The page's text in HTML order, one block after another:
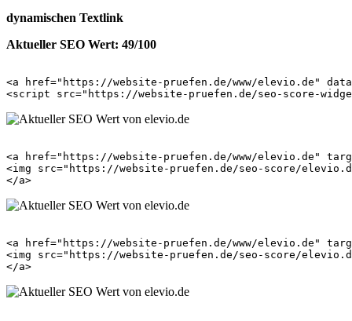
dynamischen Textlink
Aktueller SEO Wert: 49/100
<a href="https://website-pruefen.de/www/elevio.de"
<a href="https://website-pruefen.de/www/elevio.de"
<img src="https://website-pruefen.de/seo-score/
<a href="https://website-pruefen.de/www/elevio.de"
<img src="https://website-pruefen.de/seo-score/